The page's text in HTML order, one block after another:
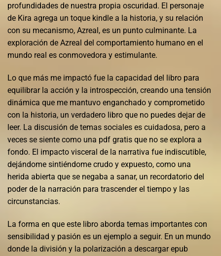
profundidades de nuestra propia oscuridad. El personaje
de Kira agrega un toque kindle a la historia, y su relación
con su mecanismo, Azreal, es un punto culminante. La
exploración de Azreal del comportamiento humano en el
mundo real es conmovedora y estimulante.
Lo que más me impactó fue la capacidad del libro para
equilibrar la acción y la introspección, creando una tensión
dinámica que me mantuvo enganchado y comprometido
con la historia, un verdadero libro que no puedes dejar de
leer. La discusión de temas sociales es cuidadosa, pero a
veces se siente como una pdf gratis que no se explora a
fondo. El impacto visceral de la narrativa fue indiscutible,
dejándome sintiéndome crudo y expuesto, como una
herida abierta que se negaba a sanar, un recordatorio del
poder de la narración para trascender el tiempo y las
circunstancias.
La forma en que este libro aborda temas importantes con
sensibilidad y pasión es un ejemplo a seguir. En un mundo
donde la división y la polarización a descargar epub